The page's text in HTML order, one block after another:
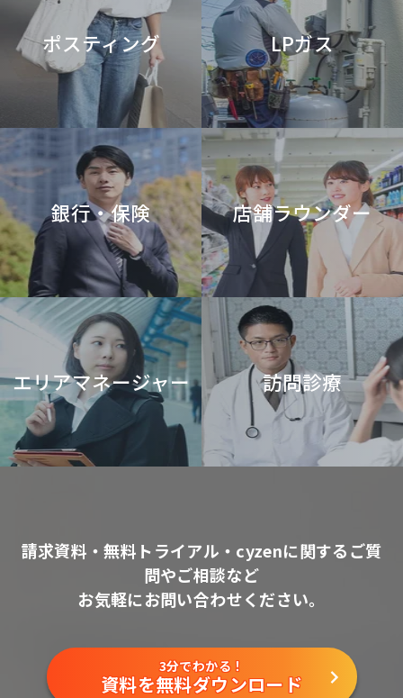
ポスティング LPガス
銀行・保険 店舗ラウンダー
エリアマネージャー 訪問診療
請求資料・無料トライアル・cyzenに関するご質
問やご相談など
お気軽にお問い合わせください。
3分でわかる！
資料を無料ダウンロード